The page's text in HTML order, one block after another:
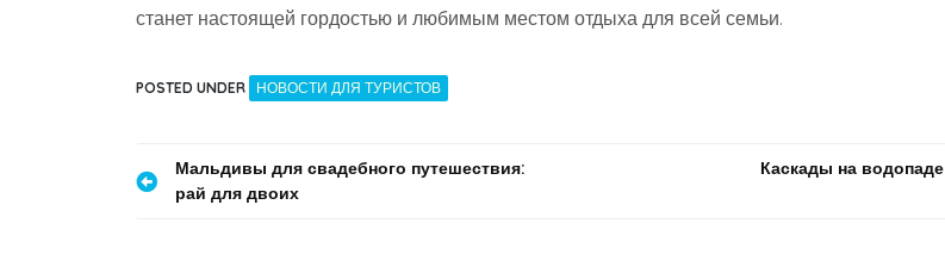
станет настоящей гордостью и любимым местом отдыха для всей семьи.
POSTED UNDER НОВОСТИ ДЛЯ ТУРИСТОВ
Навигация
Мальдивы для свадебного путешествия:
рай для двоих
Каскады на водопаде